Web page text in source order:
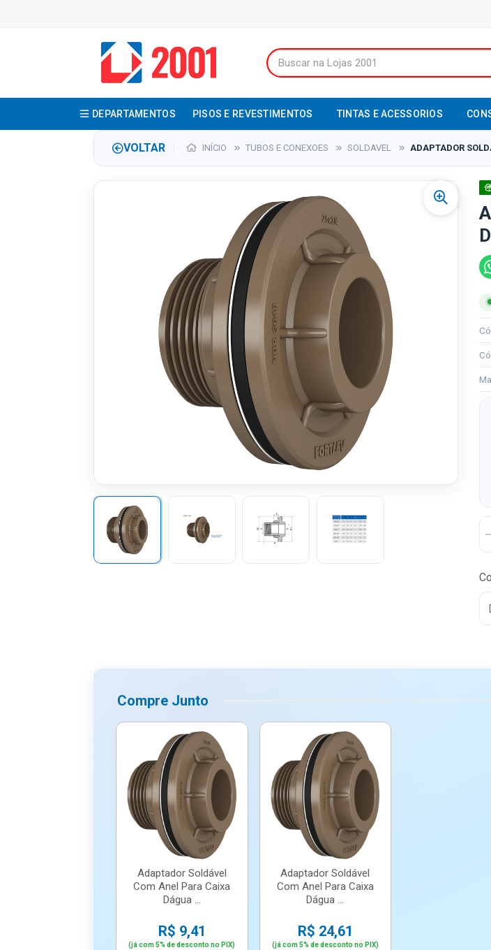
DEPARTAMENTOS PISOS E REVESTIMENTOS TINTAS E ACESSORIOS
VOLTAR INÍCIO TUBOS E CONEXOES SOLDAVEL ADAPTADOR
Compre Junto
Adaptador Soldável
Com Anel Para Caixa
Dágua ...
R$ 9,41
(já com 5% de desconto no PIX)
Adaptador Soldável
Com Anel Para Caixa
Dágua ...
R$ 24,61
(já com 5% de desconto no PIX)